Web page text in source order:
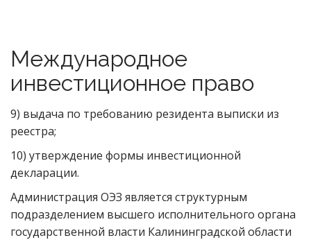
Международное
инвестиционное право
9) выдача по требованию резидента выписки из
реестра;
10) утверждение формы инвестиционной
декларации.
Администрация ОЭЗ является структурным
подразделением высшего исполнительного органа
государственной власти Калининградской области